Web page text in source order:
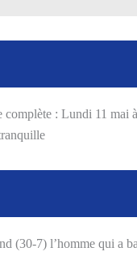
: Lundi 11
(30-7) l’homme qui a